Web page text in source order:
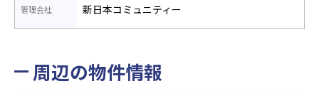
管理会社 新日本コミュニティー
周辺の物件情報